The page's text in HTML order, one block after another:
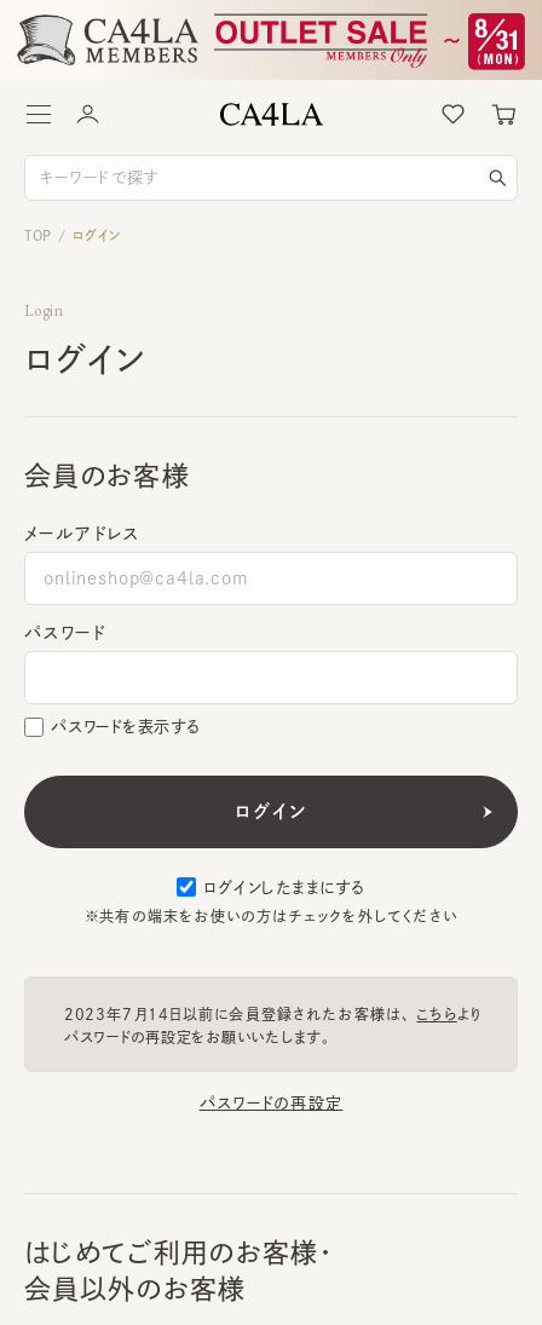
TOP / ログイン
Login
ログイン
会員のお客様
メールアドレス
パスワード
パスワードを表示する
ログインしたままにする
※共有の端末をお使いの方はチェックを外してください
2023年7月14日以前に会員登録されたお客様は、 こちらより
パスワードの再設定をお願いいたします。
パスワードの再設定
はじめてご利用のお客様・
会員以外のお客様